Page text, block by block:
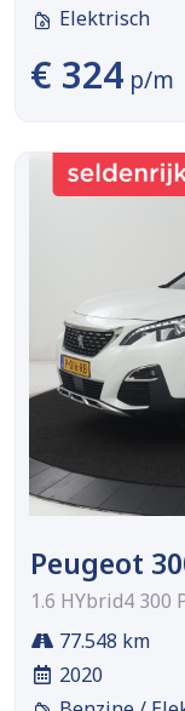
Elektrisch
€ 324 p/m
Peugeot
1.6 HYbrid4 300
77.548 km
2020